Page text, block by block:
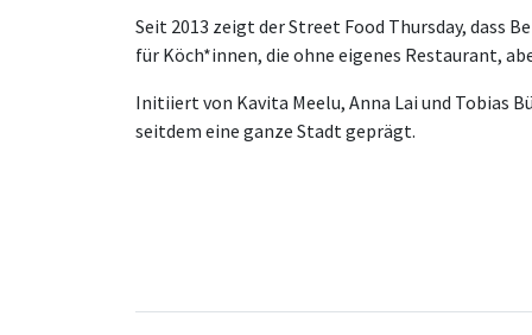
Seit 2013 zeigt der Street Food Thursday, dass
für Köch*innen, die ohne eigenes Restaurant,
Initiiert von Kavita Meelu, Anna Lai und Tobias
seitdem eine ganze Stadt geprägt.